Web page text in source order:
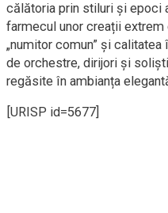
călătoria prin stiluri și epoci
farmecul unor creații extrem
„numitor comun” și
de orchestre, dirijori și
regăsite în ambianța
[URISP id=5677]